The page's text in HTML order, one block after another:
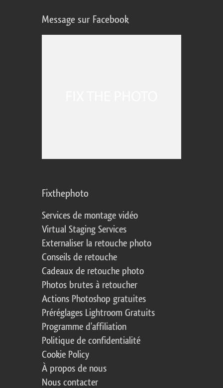
Message sur Facebook
Fixthephoto
Services de montage vidéo
Virtual Staging Services
Externaliser la retouche photo
Conseils de retouche
Cadeaux de retouche photo
Photos brutes à retoucher
Actions Photoshop gratuites
Préréglages Lightroom Gratuits
Programme d'affiliation
Politique de confidentialité
Cookie Policy
À propos de nous
Nous contacter